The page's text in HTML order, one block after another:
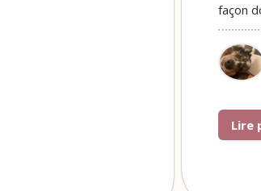
façon
Lire